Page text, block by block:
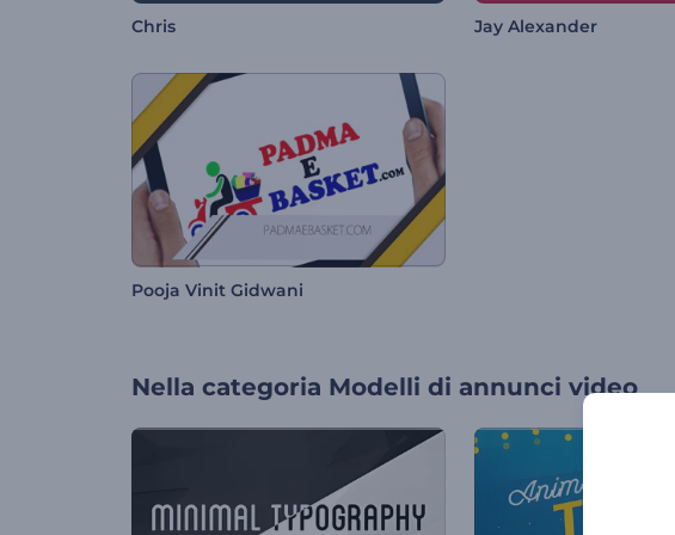
Chris Jay Alexander
Pooja Vinit Gidwani
Nella categoria Modelli di annunci video